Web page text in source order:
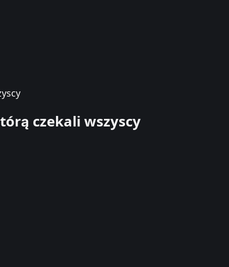
czekali wszyscy